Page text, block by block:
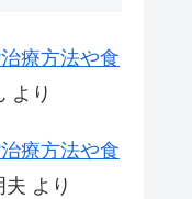
療方法や食
より
療方法や食
より